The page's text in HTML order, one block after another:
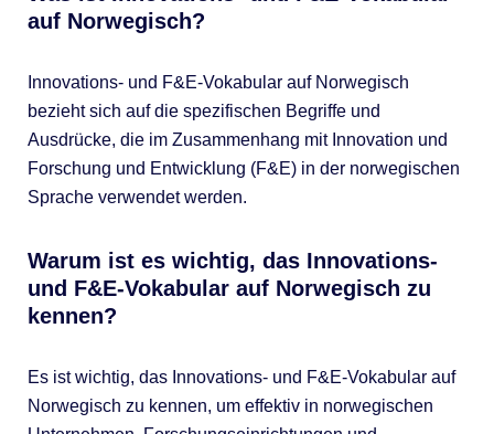
auf Norwegisch?
Innovations- und F&E-Vokabular auf Norwegisch
bezieht sich auf die spezifischen Begriffe und
Ausdrücke, die im Zusammenhang mit Innovation und
Forschung und Entwicklung (F&E) in der norwegischen
Sprache verwendet werden.
Warum ist es wichtig, das Innovations-
und F&E-Vokabular auf Norwegisch zu
kennen?
Es ist wichtig, das Innovations- und F&E-Vokabular auf
Norwegisch zu kennen, um effektiv in norwegischen